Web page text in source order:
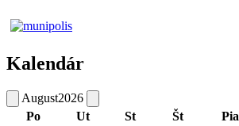
Kalendár
August2026
Po
Ut St Št Pia